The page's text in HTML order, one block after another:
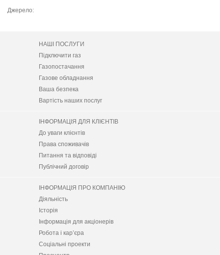
Джерело:
НАШІ ПОСЛУГИ
Підключити газ
Газопостачання
Газове обладнання
Ваша безпека
Вартість наших послуг
ІНФОРМАЦІЯ ДЛЯ КЛІЄНТІВ
До уваги клієнтів
Права споживачів
Питання та відповіді
Публічний договір
ІНФОРМАЦІЯ ПРО КОМПАНІЮ
Діяльність
Історія
Інформація для акціонерів
Робота і кар’єра
Соціальні проекти